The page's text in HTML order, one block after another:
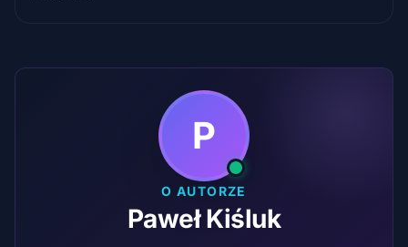
P
O AUTORZE
Paweł Kiśluk